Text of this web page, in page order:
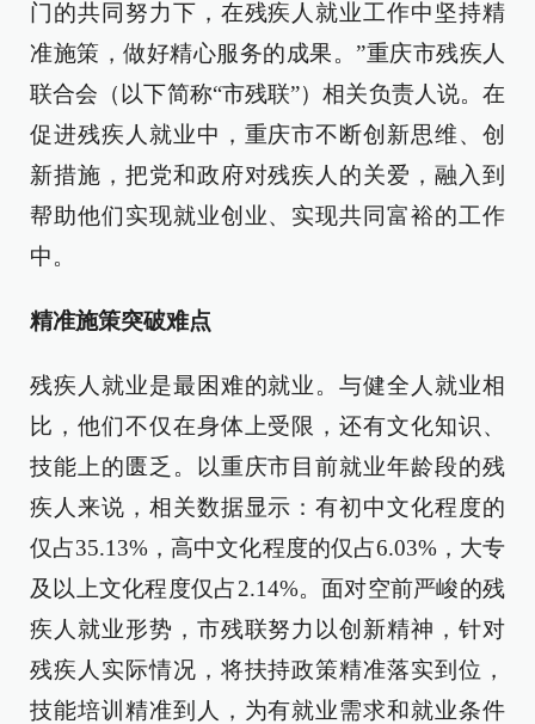
门的共同努力下，在残疾人就业工作中坚持精
准施策，做好精心服务的成果。”重庆市残疾人
联合会（以下简称“市残联”）相关负责人说。在
促进残疾人就业中，重庆市不断创新思维、创
新措施，把党和政府对残疾人的关爱，融入到
帮助他们实现就业创业、实现共同富裕的工作
中。
精准施策突破难点
残疾人就业是最困难的就业。与健全人就业相
比，他们不仅在身体上受限，还有文化知识、
技能上的匮乏。以重庆市目前就业年龄段的残
疾人来说，相关数据显示：有初中文化程度的
仅占35.13%，高中文化程度的仅占6.03%，大专
及以上文化程度仅占2.14%。面对空前严峻的残
疾人就业形势，市残联努力以创新精神，针对
残疾人实际情况，将扶持政策精准落实到位，
技能培训精准到人，为有就业需求和就业条件